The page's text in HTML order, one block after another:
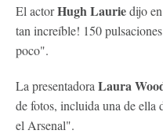
El actorHugh Lauriedijo
tan increíble! 150
poco".
La presentadora Laura
de fotos, incluida una de ella
el Arsenal".